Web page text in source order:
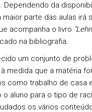
Dependendo da
maior parte das aulas
acompanha o livro
na bibliografia.
um conjunto de
medida que a matéria
como trabalho de casa
o aluno para o tipo de
os vários